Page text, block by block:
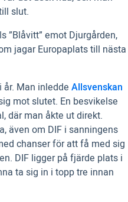
slut.
”Blåvitt” emot Djurgården,
jagar Europaplats till nästa
Man inledde Allsvenskan
mot slutet. En besvikelse
där man åkte ut direkt.
även om DIF i sanningens
chanser för att få med sig
DIF ligger på fjärde plats i
ta sig in i topp tre innan